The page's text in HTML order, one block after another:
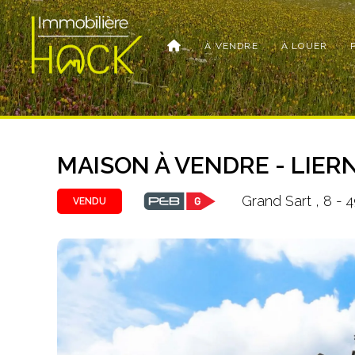
À VENDRE À LOUER
MAISON À VENDRE -
VENDU Grand Sart , 8 -
Photo
de
l'album